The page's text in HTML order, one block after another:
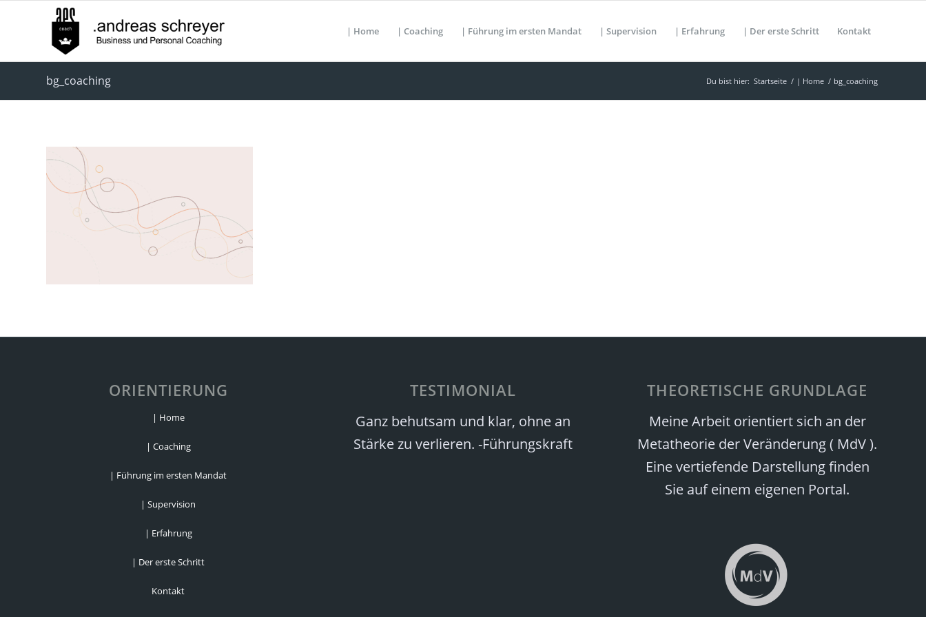
| Home | Coaching | Führung im ersten Mandat | Supervision | Erfahrung | Der erste Schritt Kontakt
bg_coaching Du bist hier: Startseite / | Home / bg_coaching
ORIENTIERUNG
| Home
| Coaching
| Führung im ersten Mandat
| Supervision
| Erfahrung
| Der erste Schritt
Kontakt
TESTIMONIAL
Ganz behutsam und klar, ohne an
Stärke zu verlieren. -Führungskraft
THEORETISCHE GRUNDLAGE
Meine Arbeit orientiert sich an der
Metatheorie der Veränderung ( MdV ).
Eine vertiefende Darstellung finden
Sie auf einem eigenen Portal.